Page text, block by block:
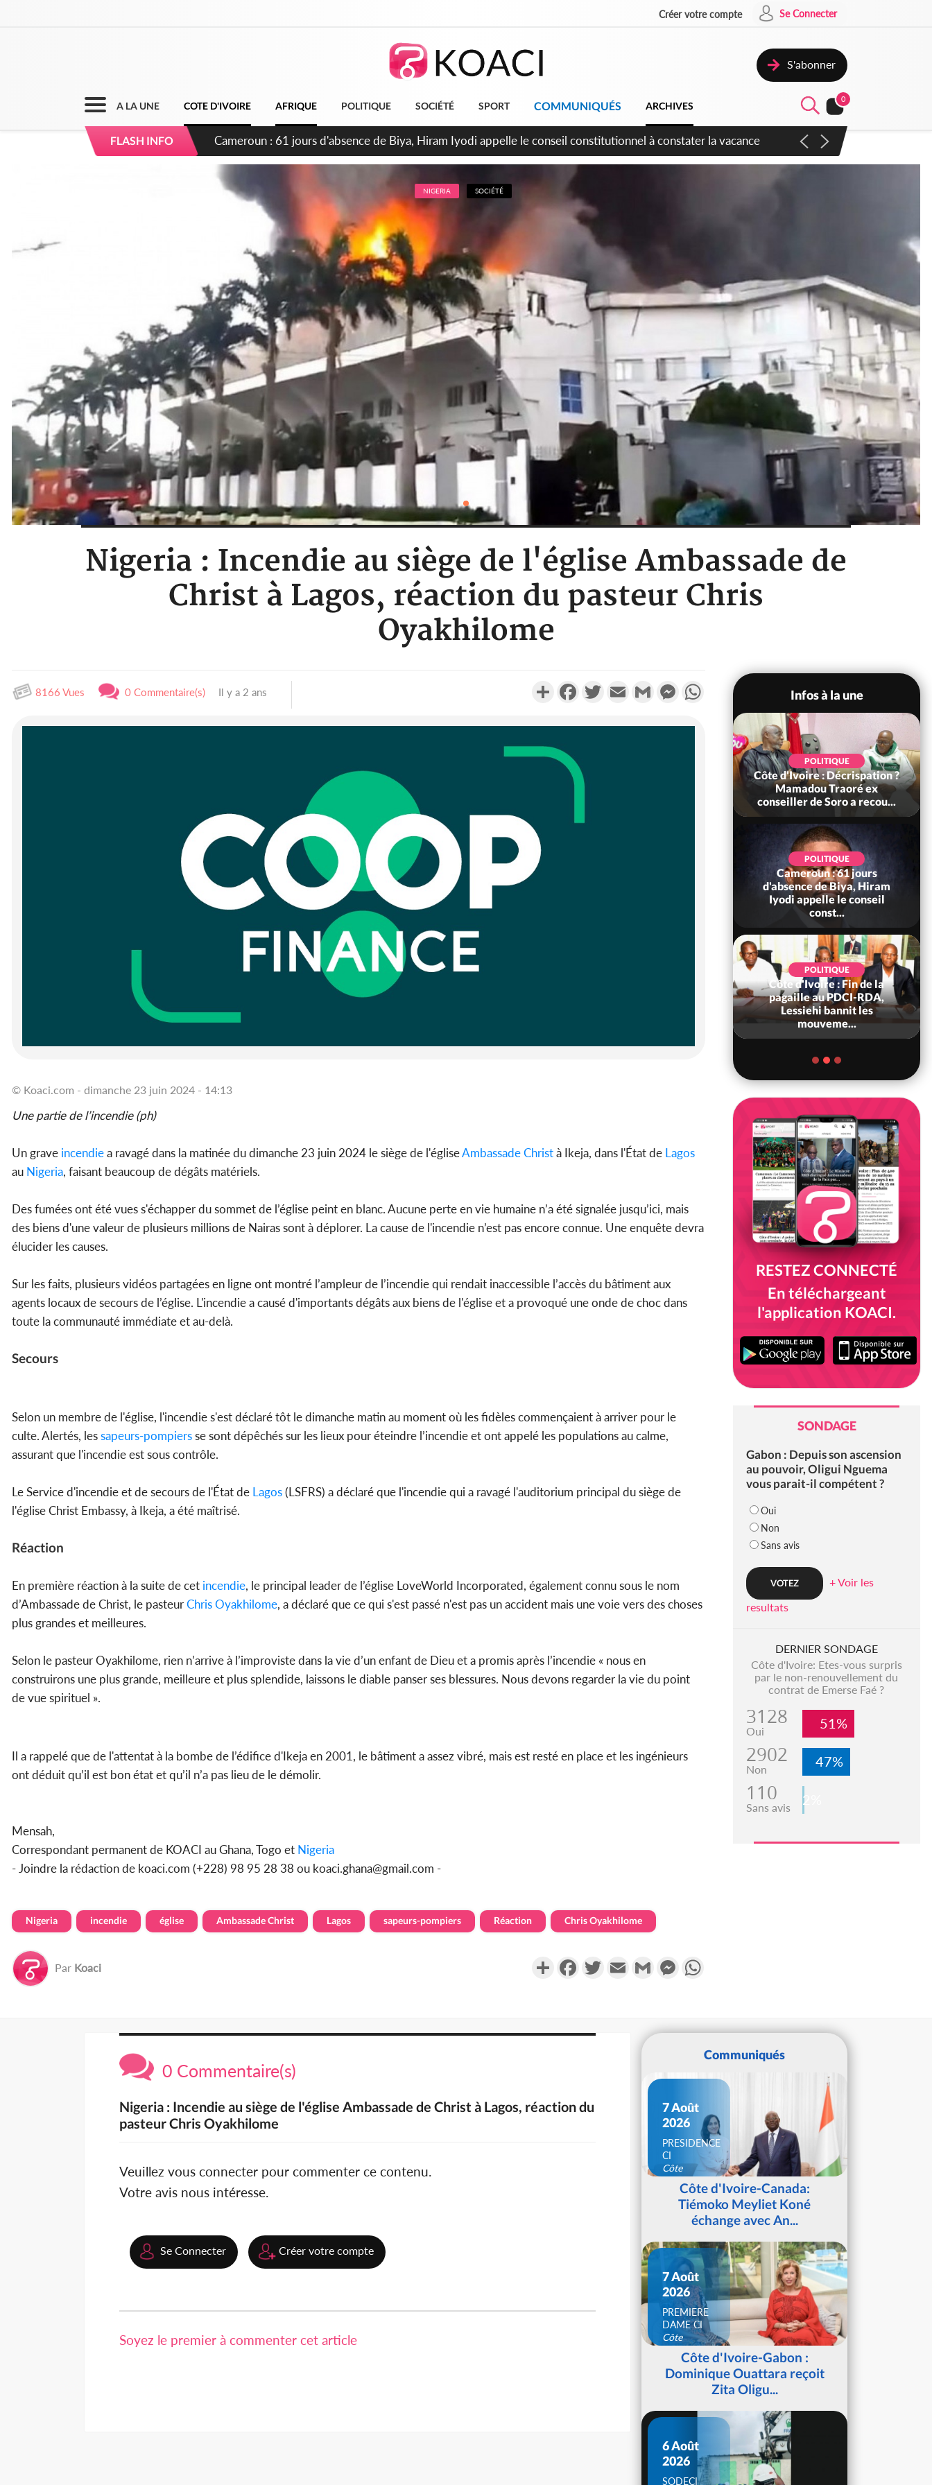
Créer votre compte Se Connecter
S'abonner
A LA UNE COTE D'IVOIRE AFRIQUE POLITIQUE SOCIÉTÉ SPORT COMMUNIQUÉS ARCHIVES
0
FLASH INFO Côte d'Ivoire : Fin de la pagaille au PDCI-RDA, Lessiehi bannit les mouvements sauvages
NIGERIA SOCIÉTÉ
Nigeria : Incendie au siège de l'église Ambassade de
Christ à Lagos, réaction du pasteur Chris
Oyakhilome
8166 Vues 0 Commentaire(s) Il y a 2 ans PartagerFacebookTwitterEmail Gmail MessengerWhatsApp
© Koaci.com - dimanche 23 juin 2024 - 14:13
Une partie de l’incendie (ph)
Un grave incendiea ravagé dans la matinée du dimanche 23 juin 2024 le siège de l'égliseAmbassade Christà Ikeja, dans l'État de Lagos
au Nigeria, faisant beaucoup de dégâts matériels.
Des fumées ont été vues s'échapper du sommet de l’église peint en blanc. Aucune perte en vie humaine n’a été signalée jusqu’ici, mais
des biens d'une valeur de plusieurs millions de Nairas sont à déplorer. La cause de l'incendie n’est pas encore connue. Une enquête devra
élucider les causes.
Sur les faits, plusieurs vidéos partagées en ligne ont montré l’ampleur de l’incendie qui rendait inaccessible l’accès du bâtiment aux
agents locaux de secours de l’église. L'incendie a causé d'importants dégâts aux biens de l'église et a provoqué une onde de choc dans
toute la communauté immédiate et au-delà.
Secours
Selon un membre de l'église, l'incendie s'est déclaré tôt le dimanche matin au moment où les fidèles commençaient à arriver pour le
culte. Alertés, lessapeurs-pompiersse sont dépêchés sur les lieux pour éteindre l’incendie et ont appelé les populations au calme,
assurant que l'incendie est sous contrôle.
Le Service d'incendie et de secours de l'État de Lagos(LSFRS) a déclaré que l'incendie qui a ravagé l'auditorium principal du siège de
l'église Christ Embassy, à Ikeja, a été maîtrisé.
Réaction
En première réaction à la suite de cet incendie, le principal leader de l’église LoveWorld Incorporated, également connu sous le nom
d’Ambassade de Christ, le pasteurChris Oyakhilome, a déclaré que ce qui s'est passé n'est pas un accident mais une voie vers des choses
plus grandes et meilleures.
Selon le pasteur Oyakhilome, rien n’arrive à l’improviste dans la vie d’un enfant de Dieu et a promis après l’incendie « nous en
construirons une plus grande, meilleure et plus splendide, laissons le diable panser ses blessures. Nous devons regarder la vie du point
de vue spirituel ».
Il a rappelé que de l'attentat à la bombe de l’édifice d'Ikeja en 2001, le bâtiment a assez vibré, mais est resté en place et les ingénieurs
ont déduit qu’il est bon état et qu’il n’a pas lieu de le démolir.
Mensah,
Correspondant permanent de KOACI au Ghana, Togo et Nigeria
- Joindre la rédaction de koaci.com (+228) 98 95 28 38 ou koaci.ghana@gmail.com -
Nigeria incendie église Ambassade Christ Lagos sapeurs-pompiers Réaction Chris Oyakhilome
Par Koaci PartagerFacebookTwitterEmail Gmail Messenger
Infos à la une
Côte d'Ivoire : Ouattara
promet des sanctions contre
POLITIQUE
Côte d'Ivoire : Décrispation ?
Mamadou Traoré ex
conseiller de Soro a recou...
POLITIQUE
Cameroun : 61 jours
d'absence de Biya, Hiram
Iyodi appelle le conseil
const...
POLITIQUE
Côte d'Ivoire : Fin de la
pagaille au PDCI-RDA,
Lessiehi bannit les
mouveme...
RESTEZ CONNECTÉ
En téléchargeant
l'application KOACI.
SONDAGE
Gabon : Depuis son ascension
au pouvoir, Oligui Nguema
vous parait-il compétent ?
Oui
Non
Sans avis
+ Voir les
resultats
DERNIER SONDAGE
Côte d'Ivoire: Etes-vous surpris
par le non-renouvellement du
contrat de Emerse Faé ?
3128
Oui 51%
2902
Non 47%
110
Sans avis 2%
0 Commentaire(s)
Nigeria : Incendie au siège de l'église Ambassade de Christ à Lagos, réaction du
pasteur Chris Oyakhilome
Veuillez vous connecter pour commenter ce contenu.
Votre avis nous intéresse.
Se Connecter Créer votre compte
Soyez le premier à commenter cet article
Communiqués
7 Août
2026
PRESIDENCE
CI
Côte
d'IvoireCôte d'Ivoire-Canada:
Tiémoko Meyliet Koné
échange avec An...
7 Août
2026
PREMIERE
DAME CI
Côte
d'IvoireCôte d'Ivoire-Gabon :
Dominique Ouattara reçoit
Zita Oligu...
6 Août
2026
SODECI